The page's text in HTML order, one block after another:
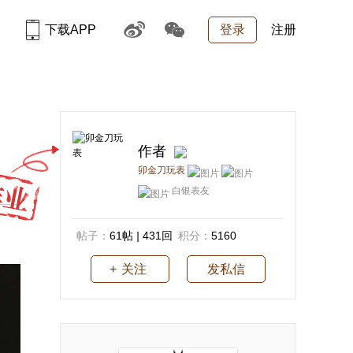
登录 注册
下载APP
作者
卯金刀玩表
白银表友
帖子： 61帖 | 431回 积分： 5160
关注 发私信